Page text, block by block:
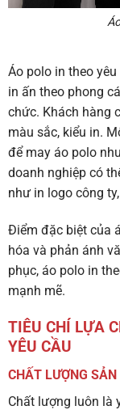
Áo polo in theo
in ấn theo phong
chức. Khách hàng
màu sắc, kiểu in.
để may áo polo
doanh nghiệp có
như in logo công
Điểm đặc biệt của
hóa và phản ánh
phục, áo polo in
mạnh mẽ.
TIÊU CHÍ LỰA
YÊU CẦU
CHẤT LƯỢNG
Chất lượng luôn là